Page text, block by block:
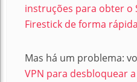
instruções para obter o
Firestick de forma
Mas há um problema:
VPN para desbloquear